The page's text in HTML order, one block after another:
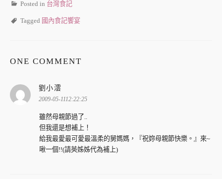
Posted in 台灣食記
Tagged 國內食記饗宴
ONE COMMENT
劉小澐
示:
2009-05-1112:22:25
雖然母親節過了..
但我還是想補上！
給我最愛最可愛最溫柔的舅媽媽，『祝妳母親節快樂。』來~
啾一個!!(請英姊姊代為補上)